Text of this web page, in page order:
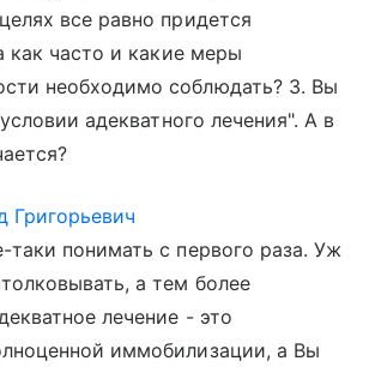
все равно придется
как часто и какие меры
необходимо соблюдать? 3. Вы
адекватного лечения". А в
Григорьевич
таки понимать с первого раза. Уж
а тем более
лечение - это
иммобилизации, а Вы